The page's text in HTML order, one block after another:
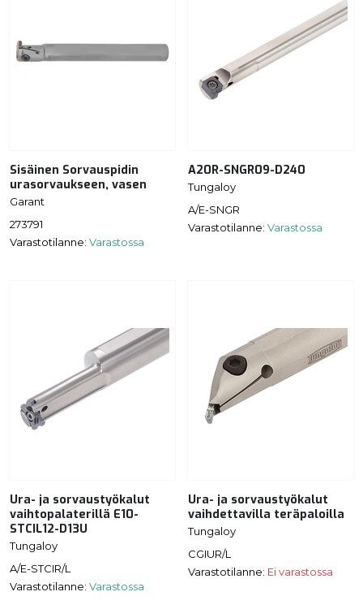
Sisäinen Sorvauspidin
urasorvaukseen, vasen
Garant
273791
Varastotilanne: Varastossa
A20R-SNGR09-D240
Tungaloy
A/E-SNGR
Varastotilanne: Varastossa
Ura- ja sorvaustyökalut
vaihtopalaterillä E10-
STCIL12-D13U
Tungaloy
A/E-STCIR/L
Varastotilanne: Varastossa
Ura- ja sorvaustyökalut
vaihdettavilla teräpaloilla
Tungaloy
CGIUR/L
Varastotilanne: Ei varastossa